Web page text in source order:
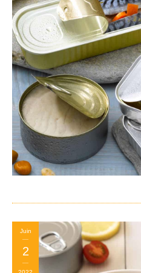
Juin
2